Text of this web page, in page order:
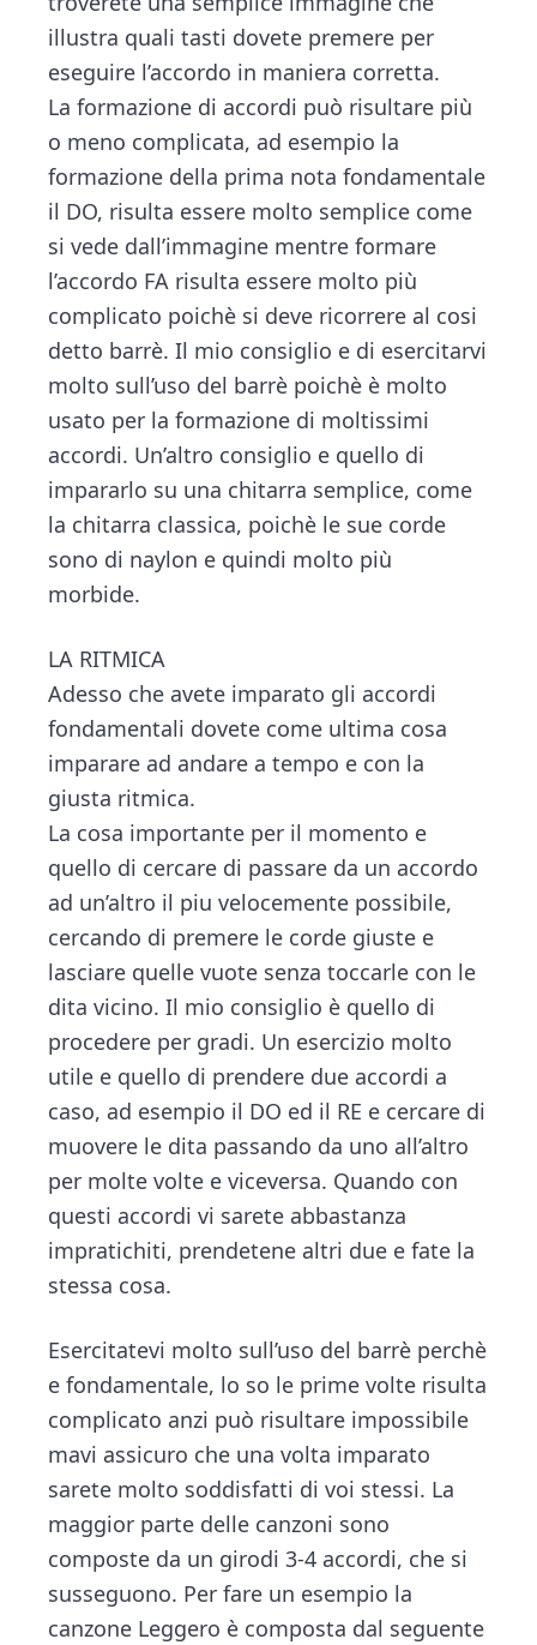
illustra quali tasti dovete premere per
eseguire l’accordo in maniera corretta.
La formazione di accordi può risultare più
o meno complicata, ad esempio la
formazione della prima nota fondamentale
il DO, risulta essere molto semplice come
si vede dall’immagine mentre formare
l’accordo FA risulta essere molto più
complicato poichè si deve ricorrere al cosi
detto barrè. Il mio consiglio e di esercitarvi
molto sull’uso del barrè poichè è molto
usato per la formazione di moltissimi
accordi. Un’altro consiglio e quello di
impararlo su una chitarra semplice, come
la chitarra classica, poichè le sue corde
sono di naylon e quindi molto più
morbide.
LA RITMICA
Adesso che avete imparato gli accordi
fondamentali dovete come ultima cosa
imparare ad andare a tempo e con la
giusta ritmica.
La cosa importante per il momento e
quello di cercare di passare da un accordo
ad un’altro il piu velocemente possibile,
cercando di premere le corde giuste e
lasciare quelle vuote senza toccarle con le
dita vicino. Il mio consiglio è quello di
procedere per gradi. Un esercizio molto
utile e quello di prendere due accordi a
caso, ad esempio il DO ed il RE e cercare di
muovere le dita passando da uno all’altro
per molte volte e viceversa. Quando con
questi accordi vi sarete abbastanza
impratichiti, prendetene altri due e fate la
stessa cosa.
Esercitatevi molto sull’uso del barrè perchè
e fondamentale, lo so le prime volte risulta
complicato anzi può risultare impossibile
mavi assicuro che una volta imparato
sarete molto soddisfatti di voi stessi. La
maggior parte delle canzoni sono
composte da un girodi 3-4 accordi, che si
susseguono. Per fare un esempio la
canzone Leggero è composta dal seguente